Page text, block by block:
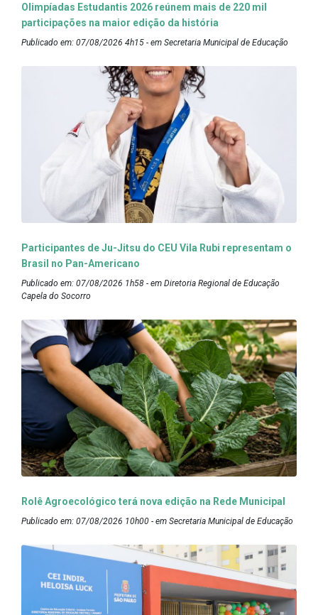
Olimpíadas Estudantis 2026 reúnem mais de 220 mil
participações na maior edição da história
Publicado em: 07/08/2026 4h15 - em Secretaria Municipal de Educação
Participantes de Ju-Jitsu do CEU Vila Rubi representam o
Brasil no Pan-Americano
Publicado em: 07/08/2026 1h58 - em Diretoria Regional de Educação
Capela do Socorro
Rolê Agroecológico terá nova edição na Rede Municipal
Publicado em: 07/08/2026 10h00 - em Secretaria Municipal de Educação